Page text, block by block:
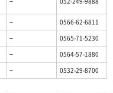
−
0566-62-6811
−
0565-71-5230
−
0564-57-1880
− 0532-29-8700